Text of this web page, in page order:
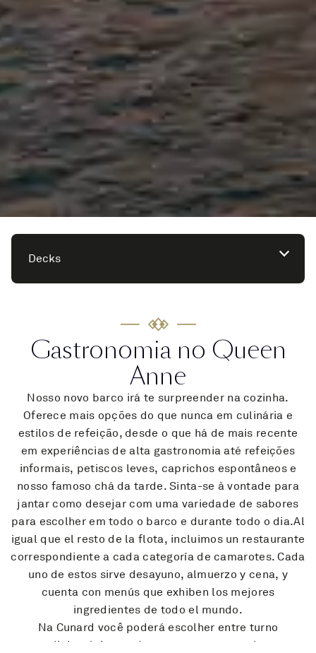
Decks
Gastronomia no Queen
Anne
Nosso novo barco irá te surpreender na cozinha.
Oferece mais opções do que nunca em culinária e
estilos de refeição, desde o que há de mais recente
em experiências de alta gastronomia até refeições
informais, petiscos leves, caprichos espontâneos e
nosso famoso chá da tarde. Sinta-se à vontade para
jantar como desejar com uma variedade de sabores
para escolher em todo o barco e durante todo o dia.Al
igual que el resto de la flota, incluimos un restaurante
correspondiente a cada categoría de camarotes. Cada
uno de estos sirve desayuno, almuerzo y cena, y
cuenta con menús que exhiben los mejores
ingredientes de todo el mundo.
Na Cunard você poderá escolher entre turno
tradicional, jantando sempre na mesma hora.